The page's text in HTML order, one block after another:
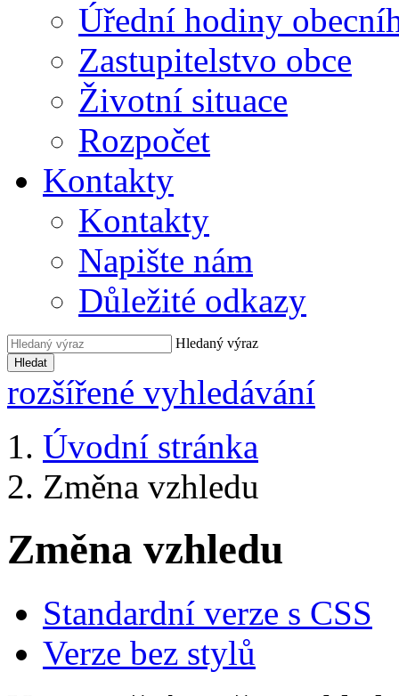
Úřední hodiny
Zastupitelstvo obce
Životní situace
Rozpočet
Kontakty
Kontakty
Napište nám
Důležité odkazy
Hledaný výraz
Hledat
rozšířené vyhledávání
Úvodní stránka
Změna vzhledu
Změna vzhledu
Standardní verze s CSS
Verze bez stylů